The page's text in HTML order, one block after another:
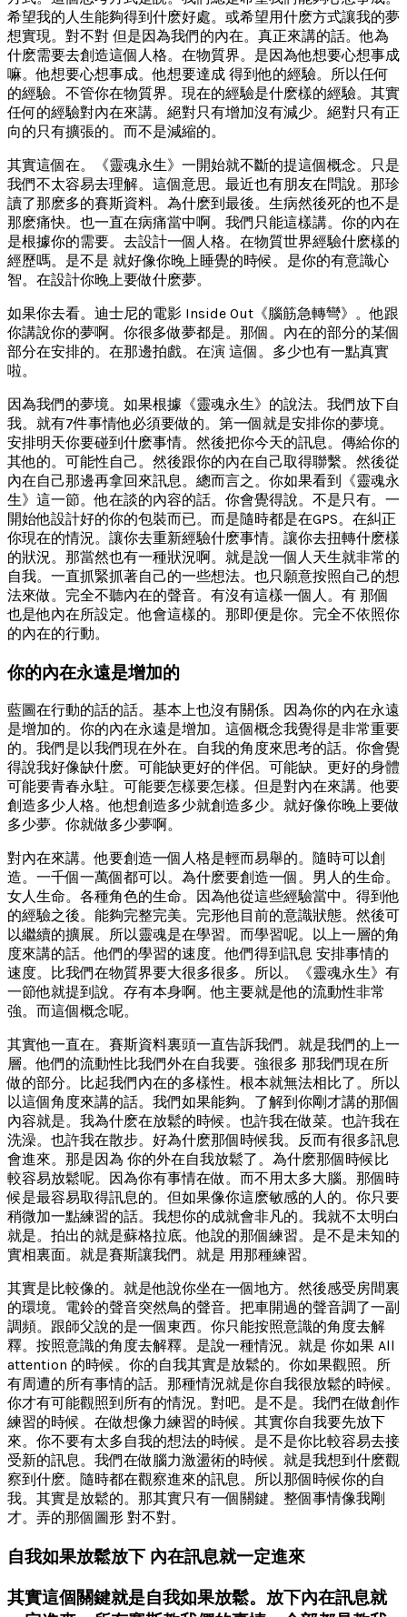
希望我的人生能夠得到什麽好處。或希望用什麽方式讓我的夢
想實現。對不對 但是因為我們的內在。真正來講的話。他為
什麽需要去創造這個人格。在物質界。是因為他想要心想事成
嘛。他想要心想事成。他想要達成 得到他的經驗。所以任何
的經驗。不管你在物質界。現在的經驗是什麽樣的經驗。其實
任何的經驗對內在來講。絕對只有增加沒有減少。絕對只有正
向的只有擴張的。而不是減縮的。
其實這個在。《靈魂永生》一開始就不斷的提這個概念。只是
我們不太容易去理解。這個意思。最近也有朋友在問說。那珍
讀了那麽多的賽斯資料。為什麽到最後。生病然後死的也不是
那麽痛快。也一直在病痛當中啊。我們只能這樣講。你的內在
是根據你的需要。去設計一個人格。在物質世界經驗什麽樣的
經歷嗎。是不是 就好像你晚上睡覺的時候。是你的有意識心
智。在設計你晚上要做什麽夢。
如果你去看。迪士尼的電影 Inside Out《腦筋急轉彎》。他跟
你講說你的夢啊。你很多做夢都是。那個。內在的部分的某個
部分在安排的。在那邊拍戲。在演 這個。多少也有一點真實
啦。
因為我們的夢境。如果根據《靈魂永生》的說法。我們放下自
我。就有7件事情他必須要做的。第一個就是安排你的夢境。
安排明天你要碰到什麽事情。然後把你今天的訊息。傳給你的
其他的。可能性自己。然後跟你的內在自己取得聯繫。然後從
內在自己那邊再拿回來訊息。總而言之。你如果看到《靈魂永
生》這一節。他在談的內容的話。你會覺得說。不是只有。一
開始他設計好的你的包裝而已。而是隨時都是在GPS。在糾正
你現在的情況。讓你去重新經驗什麽事情。讓你去扭轉什麽樣
的狀況。那當然也有一種狀況啊。就是說一個人天生就非常的
自我。一直抓緊抓著自己的一些想法。也只願意按照自己的想
法來做。完全不聽內在的聲音。有沒有這樣一個人。有 那個
也是他內在所設定。他會這樣的。那即便是你。完全不依照你
的內在的行動。
你的內在永遠是增加的
藍圖在行動的話的話。基本上也沒有關係。因為你的內在永遠
是增加的。你的內在永遠是增加。這個概念我覺得是非常重要
的。我們是以我們現在外在。自我的角度來思考的話。你會覺
得說我好像缺什麽。可能缺更好的伴侶。可能缺。更好的身體
可能要青春永駐。可能要怎樣要怎樣。但是對內在來講。他要
創造多少人格。他想創造多少就創造多少。就好像你晚上要做
多少夢。你就做多少夢啊。
對內在來講。他要創造一個人格是輕而易舉的。隨時可以創
造。一千個一萬個都可以。為什麽要創造一個。男人的生命。
女人生命。各種角色的生命。因為他從這些經驗當中。得到他
的經驗之後。能夠完整完美。完形他目前的意識狀態。然後可
以繼續的擴展。所以靈魂是在學習。而學習呢。以上一層的角
度來講的話。他們的學習的速度。他們得到訊息 安排事情的
速度。比我們在物質界要大很多很多。所以。《靈魂永生》有
一節他就提到說。存有本身啊。他主要就是他的流動性非常
強。而這個概念呢。
其實他一直在。賽斯資料裏頭一直告訴我們。就是我們的上一
層。他們的流動性比我們外在自我要。強很多 那我們現在所
做的部分。比起我們內在的多樣性。根本就無法相比了。所以
以這個角度來講的話。我們如果能夠。了解到你剛才講的那個
內容就是。我為什麽在放鬆的時候。也許我在做菜。也許我在
洗澡。也許我在散步。好為什麽那個時候我。反而有很多訊息
會進來。那是因為 你的外在自我放鬆了。為什麽那個時候比
較容易放鬆呢。因為你有事情在做。而不用太多大腦。那個時
候是最容易取得訊息的。但如果像你這麽敏感的人的。你只要
稍微加一點練習的話。我想你的成就會非凡的。我就不太明白
就是。拍出的就是蘇格拉底。他說的那個練習。是不是未知的
實相裏面。就是賽斯讓我們。就是 用那種練習。
其實是比較像的。就是他說你坐在一個地方。然後感受房間裏
的環境。電鈴的聲音突然鳥的聲音。把車開過的聲音調了一副
調頻。跟師父說的是一個東西。你只能按照意識的角度去解
釋。按照意識的角度去解釋。是說一種情況。就是 你如果 All
attention 的時候。你的自我其實是放鬆的。你如果觀照。所
有周遭的所有事情的話。那種情況就是你自我很放鬆的時候。
你才有可能觀照到所有的情況。對吧。是不是。我們在做創作
練習的時候。在做想像力練習的時候。其實你自我要先放下
來。你不要有太多自我的想法的時候。是不是你比較容易去接
受新的訊息。我們在做腦力激盪術的時候。就是我想到什麽觀
察到什麽。隨時都在觀察進來的訊息。所以那個時候你的自
我。其實是放鬆的。那其實只有一個關鍵。整個事情像我剛
才。弄的那個圖形 對不對。
自我如果放鬆放下 內在訊息就一定進來
其實這個關鍵就是自我如果放鬆。放下內在訊息就